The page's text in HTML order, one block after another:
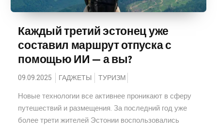
Каждый третий эстонец уже
составил маршрут отпуска с
помощью ИИ — а вы?
09.09.2025 ГАДЖЕТЫ ТУРИЗМ
Новые технологии все активнее проникают в сферу
путешествий и размещения. За последний год уже
более трети жителей Эстонии воспользовались